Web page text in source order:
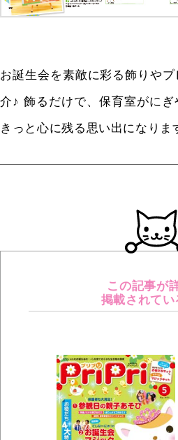
お誕生会を素敵に彩る飾りや
介♪ 飾るだけで、保育室がにぎ
きっと心に残る思い出になりま
この記事が
掲載されてい